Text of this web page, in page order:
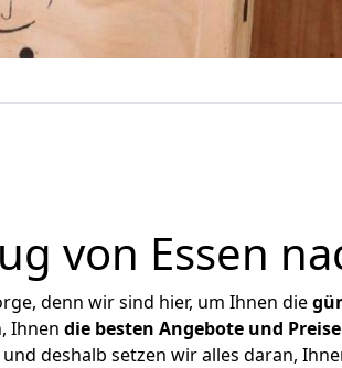
von Essen
denn wir sind hier, um Ihnen die
Ihnen die besten Angebote und Preise
deshalb setzen wir alles daran,